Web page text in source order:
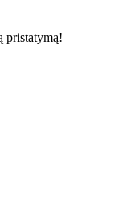
pristatymą!